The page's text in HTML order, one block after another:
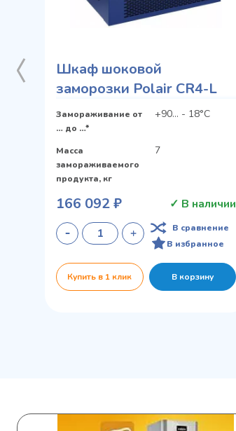
Шкаф шоковой
заморозки Polair CR4-L
Замораживание от
… до …*
+90... - 18°С
Масса
замораживаемого
продукта, кг
7
166 092 ₽ ✓ В наличии
В сравнение
В избранное
Купить в 1 клик В корзину